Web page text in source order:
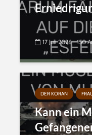
17 Juli 2026 150
DER KORAN
Kann ein